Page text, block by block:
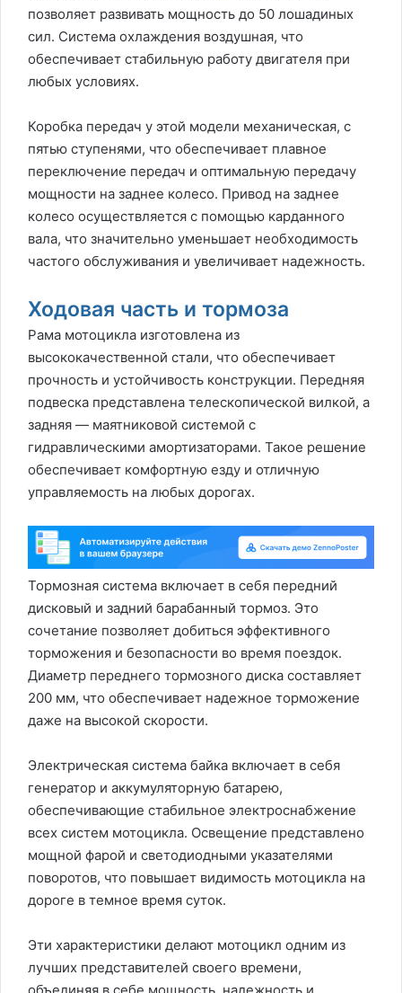
позволяет развивать мощность до 50 лошадиных
сил. Система охлаждения воздушная, что
обеспечивает стабильную работу двигателя при
любых условиях.
Коробка передач у этой модели механическая, с
пятью ступенями, что обеспечивает плавное
переключение передач и оптимальную передачу
мощности на заднее колесо. Привод на заднее
колесо осуществляется с помощью карданного
вала, что значительно уменьшает необходимость
частого обслуживания и увеличивает надежность.
Ходовая часть и тормоза
Рама мотоцикла изготовлена из
высококачественной стали, что обеспечивает
прочность и устойчивость конструкции. Передняя
подвеска представлена телескопической вилкой, а
задняя — маятниковой системой с
гидравлическими амортизаторами. Такое решение
обеспечивает комфортную езду и отличную
управляемость на любых дорогах.
Тормозная система включает в себя передний
дисковый и задний барабанный тормоз. Это
сочетание позволяет добиться эффективного
торможения и безопасности во время поездок.
Диаметр переднего тормозного диска составляет
200 мм, что обеспечивает надежное торможение
даже на высокой скорости.
Электрическая система байка включает в себя
генератор и аккумуляторную батарею,
обеспечивающие стабильное электроснабжение
всех систем мотоцикла. Освещение представлено
мощной фарой и светодиодными указателями
поворотов, что повышает видимость мотоцикла на
дороге в темное время суток.
Эти характеристики делают мотоцикл одним из
лучших представителей своего времени,